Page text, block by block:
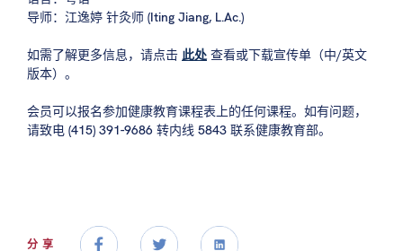
导师：江逸婷 针灸师 (Iting Jiang, L.Ac.)
如需了解更多信息，请点击 此处查看或下载宣传单（中/英文
版本）。
会员可以报名参加健康教育课程表上的任何课程。如有问题，
请致电 (415) 391-9686 转内线 5843 联系健康教育部。
分享